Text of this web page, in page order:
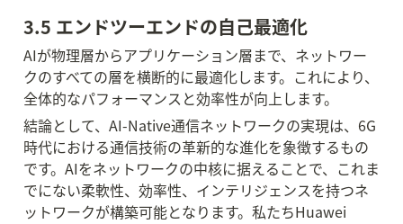
3.5 エンドツーエンドの自己最適化
AIが物理層からアプリケーション層まで、ネットワー
クのすべての層を横断的に最適化します。これにより、
全体的なパフォーマンスと効率性が向上します。
結論として、AI-Native通信ネットワークの実現は、6G
時代における通信技術の革新的な進化を象徴するもの
です。AIをネットワークの中核に据えることで、これま
でにない柔軟性、効率性、インテリジェンスを持つネ
ットワークが構築可能となります。私たちHuawei